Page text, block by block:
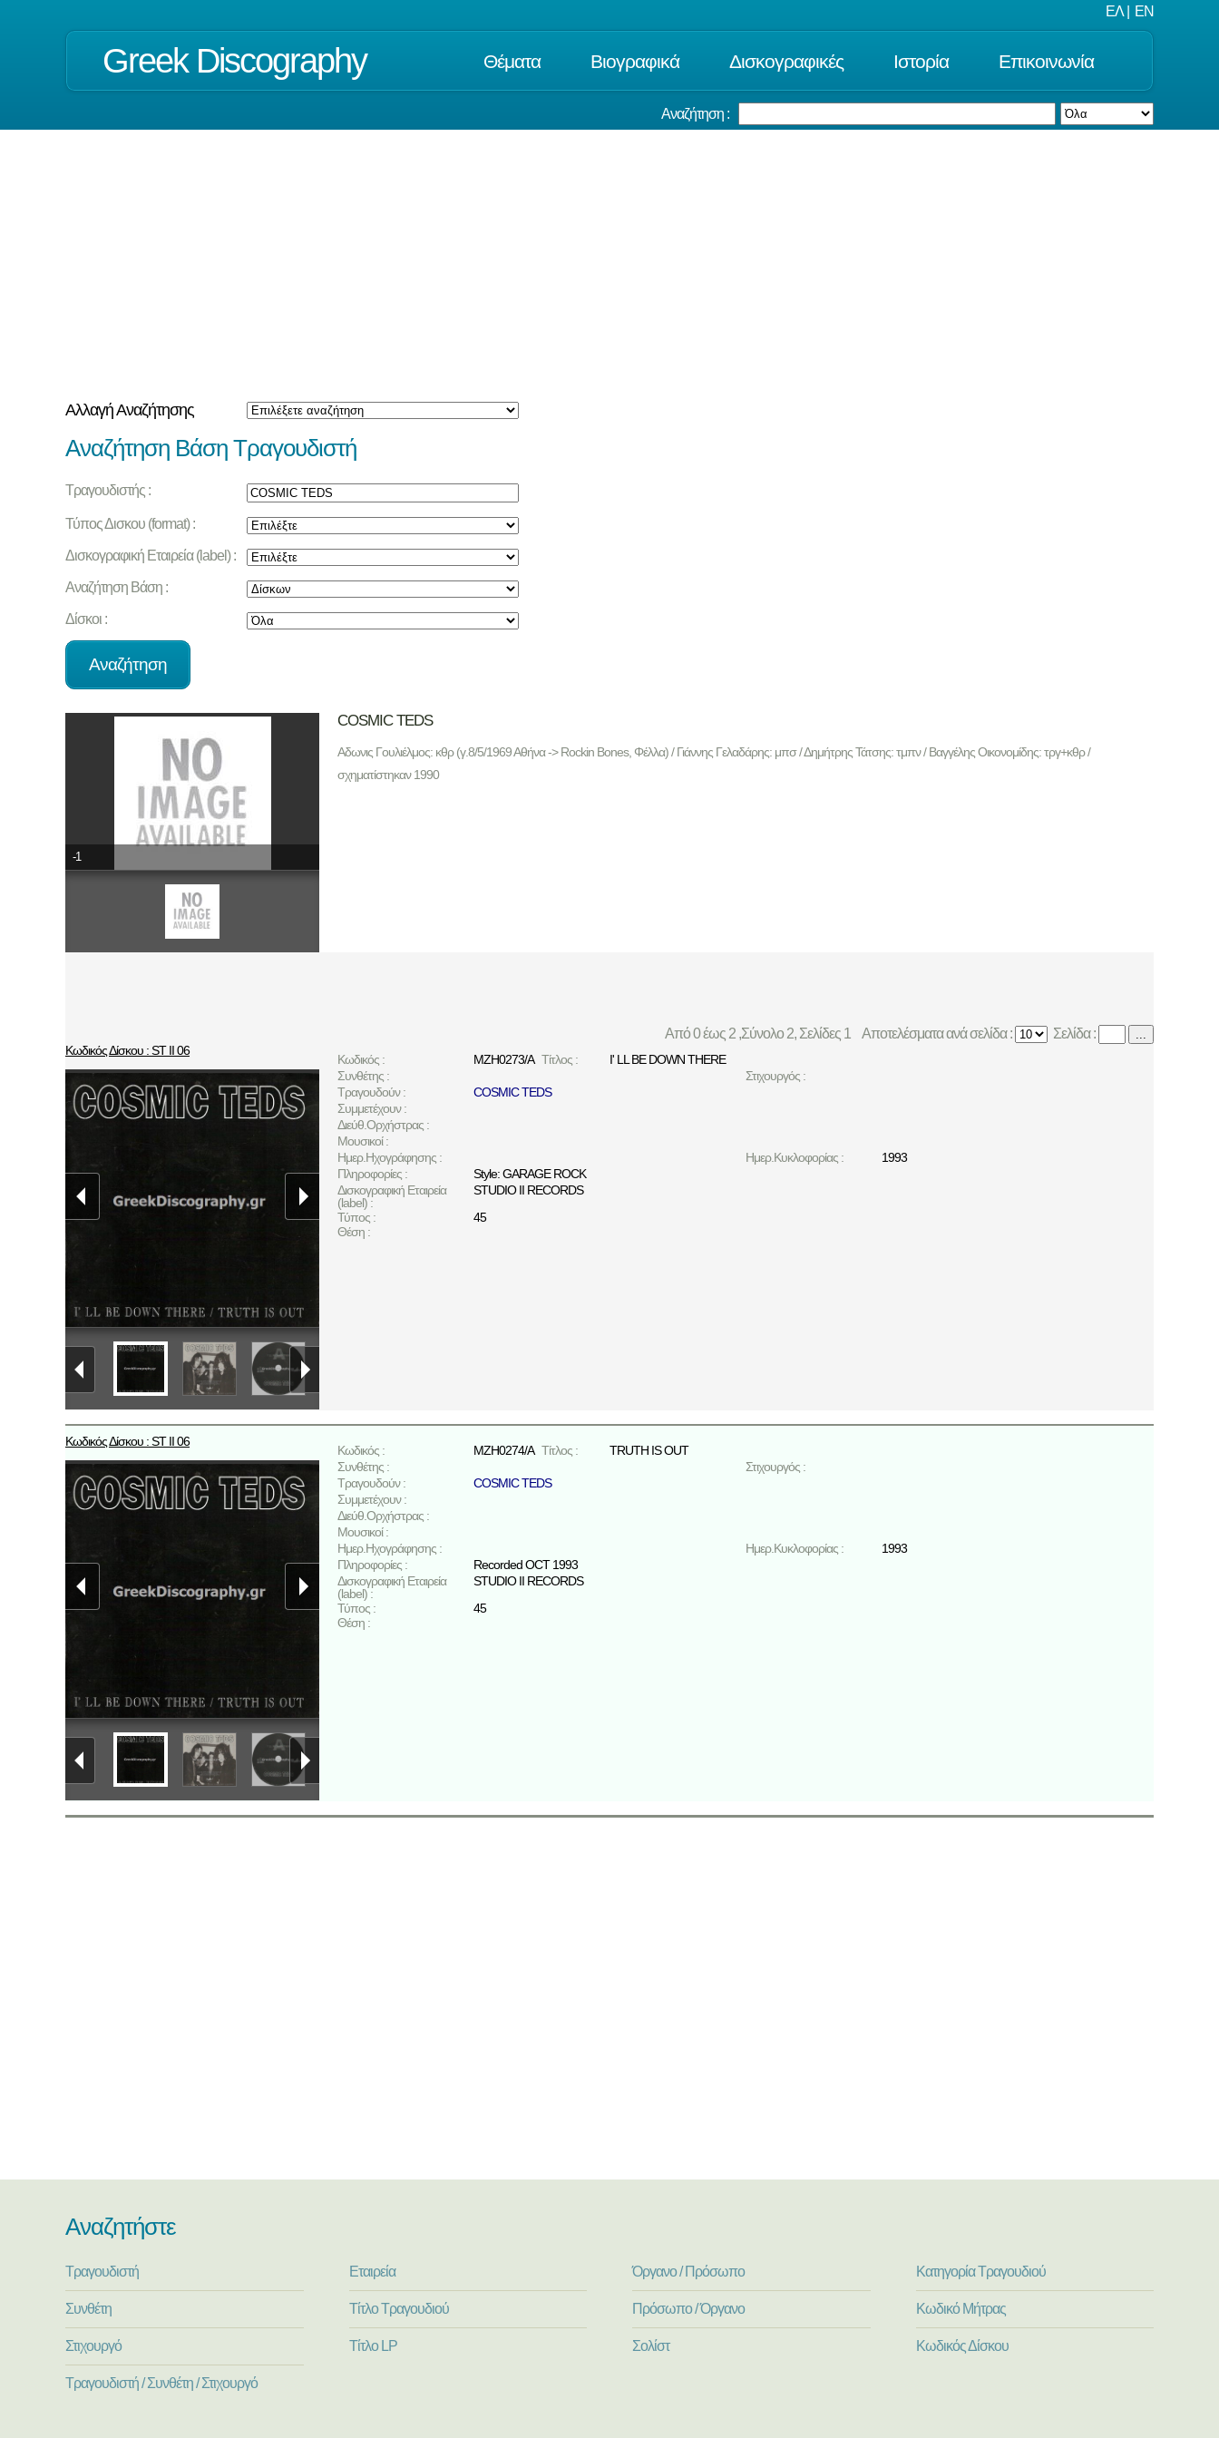
ΕΛ EN
Greek Discography Θέματα Βιογραφικά Δισκογραφικές Ιστορία Επικοινωνία
Αναζήτηση :
Αλλαγή Αναζήτησης
Αναζήτηση Βάση Τραγουδιστή
Τραγουδιστής :
Τύπος Δισκου (format) :
Δισκογραφική Εταιρεία (label) :
Αναζήτηση Βάση :
Δίσκοι :
-1
COSMIC TEDS
Αδωνις Γουλιέλμος: κθρ (γ.8/5/1969 Αθήνα -> Rockin Bones, Φέλλα) / Γιάννης Γελαδάρης: μπσ / Δημήτρης Τάτσης: τμπν / Βαγγέλης Οικονομίδης: τργ+κθρ /
σχηματίστηκαν 1990
Από 0 έως 2 ,Σύνολο 2, Σελίδες 1 Αποτελέσματα ανά σελίδα : Σελίδα : ...
Κωδικός Δίσκου : ST II 06
Κωδικός : MZH0273/A Τίτλος :
I' LL BE DOWN THERE
Συνθέτης :
Στιχουργός :
Τραγουδούν :
COSMIC TEDS
Συμμετέχουν :
Διεύθ.Ορχήστρας :
Μουσικοί :
Ημερ.Ηχογράφησης :
Ημερ.Κυκλοφορίας :
1993
Πληροφορίες :
Style: GARAGE ROCK
Δισκογραφική Εταιρεία
(label) :
STUDIO II RECORDS
Τύπος :
45
Θέση :
Κωδικός Δίσκου : ST II 06
Κωδικός : MZH0274/A Τίτλος :
TRUTH IS OUT
Συνθέτης :
Στιχουργός :
Τραγουδούν :
COSMIC TEDS
Συμμετέχουν :
Διεύθ.Ορχήστρας :
Μουσικοί :
Ημερ.Ηχογράφησης :
Ημερ.Κυκλοφορίας :
1993
Πληροφορίες :
Recorded OCT 1993
Δισκογραφική Εταιρεία
(label) :
STUDIO II RECORDS
Τύπος :
45
Θέση :
Αναζητήστε
Τραγουδιστή
Συνθέτη
Στιχουργό
Τραγουδιστή / Συνθέτη / Στιχουργό
Εταιρεία
Τίτλο Τραγουδιού
Τίτλο LP
Όργανο / Πρόσωπο
Πρόσωπο / Όργανο
Σολίστ
Κατηγορία Τραγουδιού
Κωδικό Μήτρας
Κωδικός Δίσκου